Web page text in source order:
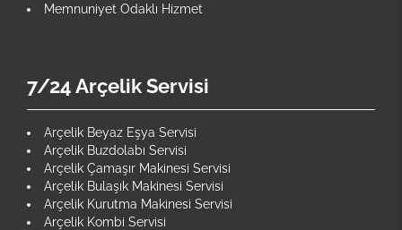
Memnuniyet Odaklı Hizmet
7/24 Arçelik Servisi
Arçelik Beyaz Eşya Servisi
Arçelik Buzdolabı Servisi
Arçelik Çamaşır Makinesi Servisi
Arçelik Bulaşık Makinesi Servisi
Arçelik Kurutma Makinesi Servisi
Arçelik Kombi Servisi